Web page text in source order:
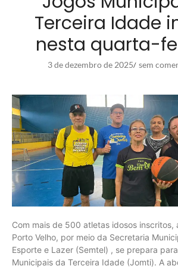
Terceira Idade
nesta quarta-
3 de dezembro de 2025/ sem
Com mais de 500 atletas idosos inscritos,
Porto Velho, por meio da Secretaria
Esporte e Lazer (Semtel) , se prepara
Municipais da Terceira Idade (Jomti). A